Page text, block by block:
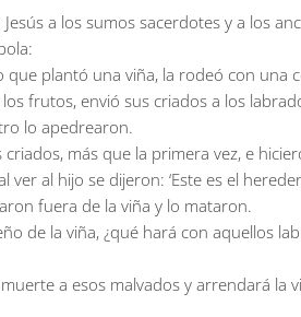
a los sumos sacerdotes y a los
que plantó una viña, la rodeó con una
frutos, envió sus criados a los
lo apedrearon.
más que la primera vez, e
ver al hijo se dijeron: ‘Este es el
fuera de la viña y lo mataron.
de la viña, ¿qué hará con aquellos
a esos malvados y arrendará